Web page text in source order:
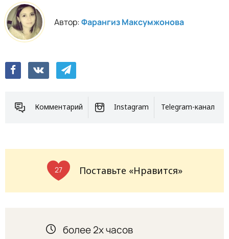
Автор:Фарангиз Максумжонова
Комментарий Instagram Telegram-канал
27 Поставьте «Нравится»
более 2х часов